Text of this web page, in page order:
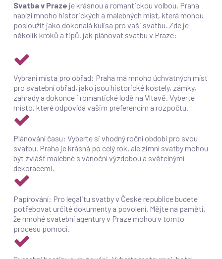
Svatba v Praze je krásnou a romantickou volbou. Praha
nabízí mnoho historických a malebných míst, která mohou
posloužit jako dokonalá kulisa pro vaši svatbu. Zde je
několik kroků a tipů, jak plánovat svatbu v Praze:
Vybrání místa pro obřad: Praha má mnoho úchvatných míst
pro svatební obřad, jako jsou historické kostely, zámky,
zahrady a dokonce i romantické lodě na Vltavě. Vyberte
místo, které odpovídá vašim preferencím a rozpočtu.
Plánování času: Vyberte si vhodný roční období pro svou
svatbu. Praha je krásná po celý rok, ale zimní svatby mohou
být zvlášť malebné s vánoční výzdobou a světelnými
dekoracemi.
Papírování: Pro legalitu svatby v České republice budete
potřebovat určité dokumenty a povolení. Mějte na paměti,
že mnohé svatební agentury v Praze mohou v tomto
procesu pomoci.